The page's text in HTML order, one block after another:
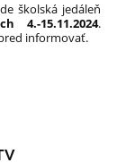
školská jedáleň
4.-15.11.2024.
informovať.